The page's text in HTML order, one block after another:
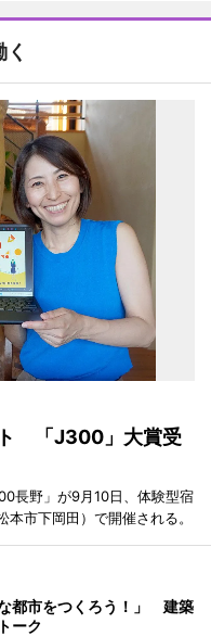
ト 「J300」大賞受
長野」が9月10日、体験型宿
市下岡田）で開催される。
都市をつくろう！」 建築
ーク